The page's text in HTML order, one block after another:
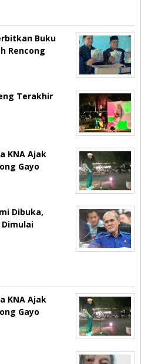
Buku
Rencong
Terakhir
KNA Ajak
Gayo
Dibuka,
Dimulai
KNA Ajak
Gayo